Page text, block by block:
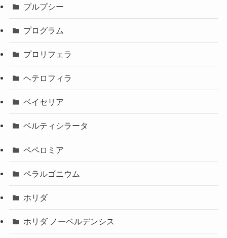
プルプシー
プログラム
プロリフェラ
ヘテロフィラ
ベイセリア
ベルティシラータ
ペペロミア
ペラルゴニウム
ホリダ
ホリダ ノーベルデンシス